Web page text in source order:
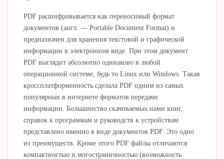
PDF расшифровывается как переносимый формат
документов (англ. — Portable Document Format) и
предназначен для хранения текстовой и графической
информации в электронном виде. При этом документ
PDF выглядит абсолютно одинаково в любой
операционной системе, будь то Linux или Windows. Такая
кроссплатформенность сделала PDF одним из самых
популярных в интернете форматов передачи
информации. Большинство скачиваемых нами книг,
справок к программам и руководств к устройствам
представлено именно в виде документов PDF. Это одно
из преимуществ. Кроме этого PDF файлы отличаются
компактностью и могостраничностью (возможность